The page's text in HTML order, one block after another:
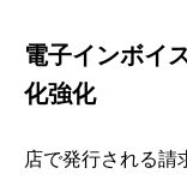
電子インボイ
化強化
店で発行される請